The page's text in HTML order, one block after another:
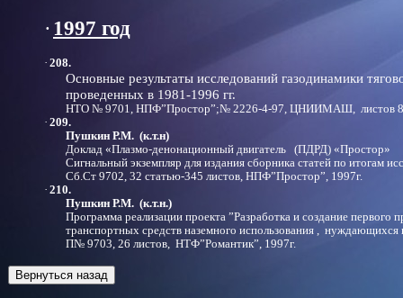
·1997 год
· 208.
Основные результаты исследований газодинамики
проведенных в 1981-1996 гг.
НТО № 9701, НПФ”Простор”;№ 2226-4-97, ЦНИИМАШ, листов
· 209.
Пушкин Р.М. (к.т.н)
Доклад «Плазмо-денонационный двигатель (ПДРД) «Простор»
Сигнальный экземпляр для издания сборника статей по итогам
Сб.Ст 9702, 32 статью-345 листов, НПФ”Простор”, 1997г.
· 210.
Пушкин Р.М. (к.т.н.)
Программа реализации проекта ”Разработка и создание первого
транспортных средств наземного использования , нуждающихся
П№ 9703, 26 листов, НТФ”Романтик”, 1997г.